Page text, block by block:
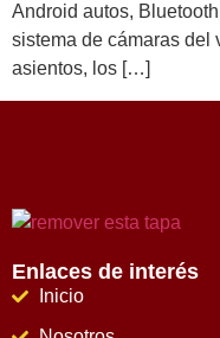
Android autos,
sistema de cámaras del
asientos, los […]
Enlaces de interés
Inicio